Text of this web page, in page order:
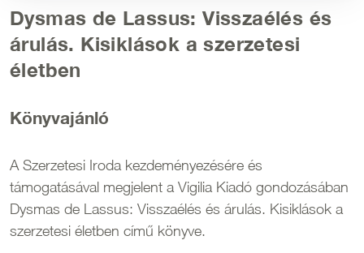
Dysmas de Lassus: Visszaélés és
árulás. Kisiklások a szerzetesi
életben
Könyvajánló
A Szerzetesi Iroda kezdeményezésére és
támogatásával megjelent a Vigilia Kiadó gondozásában
Dysmas de Lassus: Visszaélés és árulás. Kisiklások a
szerzetesi életben című könyve.